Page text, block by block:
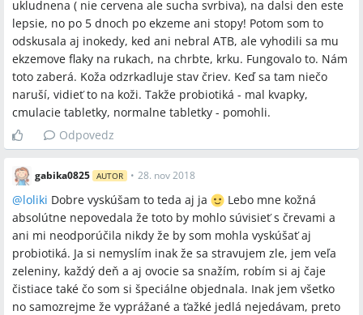
ukludnena ( nie cervena ale sucha svrbiva), na dalsi den este
lepsie, no po 5 dnoch po ekzeme ani stopy! Potom som to
odskusala aj inokedy, ked ani nebral ATB, ale vyhodili sa mu
ekzemove flaky na rukach, na chrbte, krku. Fungovalo to. Nám
toto zaberá. Koža odzrkadluje stav čriev. Keď sa tam niečo
naruší, vidieť to na koži. Takže probiotiká - mal kvapky,
cmulacie tabletky, normalne tabletky - pomohli.
Odpovedz
gabika0825 AUTOR • 28. nov 2018
@loliki Dobre vyskúšam to teda aj ja
Lebo mne kožná
absolútne nepovedala že toto by mohlo súvisieť s črevami a
ani mi neodporúčila nikdy že by som mohla vyskúšať aj
probiotiká. Ja si nemyslím inak že sa stravujem zle, jem veľa
zeleniny, každý deň a aj ovocie sa snažím, robím si aj čaje
čistiace také čo som si špeciálne objednala. Inak jem všetko
no samozrejme že vyprážané a ťažké jedlá nejedávam, preto